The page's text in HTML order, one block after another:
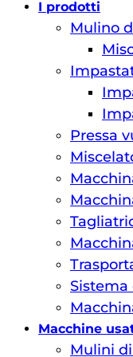
I prodotti
Mulino
Pressa
Sistema
Macchine
Mulini